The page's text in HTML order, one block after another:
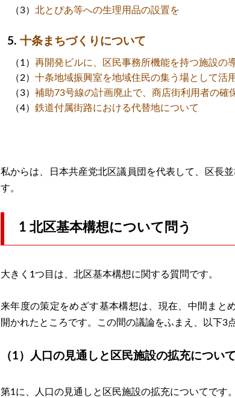
北とぴあ等への生理用品の設置を
十条まちづくりについて
再開発ビルに、区民事務所機能を持つ施設の
十条地域振興室を地域住民の集う場として活
補助73号線の計画廃止で、商店街利用者の確
鉄道付属街路における代替地について
私からは、日本共産党北区議員団を代表して、区長
す。
1 北区基本構想について問う
大きく1つ目は、北区基本構想に関する質問です。
来年度の策定をめざす基本構想は、現在、中間まと
開かれたところです。この間の議論をふまえ、以下3
（1）人口の見通しと区民施設の拡充について
第1に、人口の見通しと区民施設の拡充についてです。